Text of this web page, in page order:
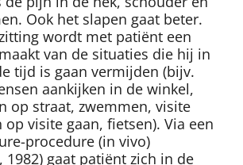
Ook het slapen gaat beter.
wordt met patiënt een
van de situaties die hij in
tijd is gaan vermijden (bijv.
aankijken in de winkel,
op straat, zwemmen, visite
op visite gaan, fietsen). Via een
procedure (in vivo)
1982) gaat patiënt zich in de